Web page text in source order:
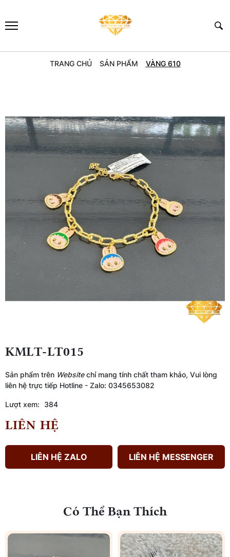
TRANG CHỦ SẢN PHẨM VÀNG 610
KMLT-LT015
Sản phẩm trên Websitechỉ mang tính chất tham khảo, Vui lòng
liên hệ trực tiếp Hotline - Zalo: 0345653082
Lượt xem: 384
LIÊN HỆ
LIÊN HỆ ZALO LIÊN HỆ MESSENGER
Có Thể Bạn Thích